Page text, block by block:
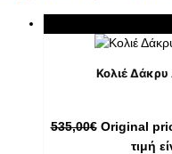
Κολιέ
535,00€ Original
τιμή